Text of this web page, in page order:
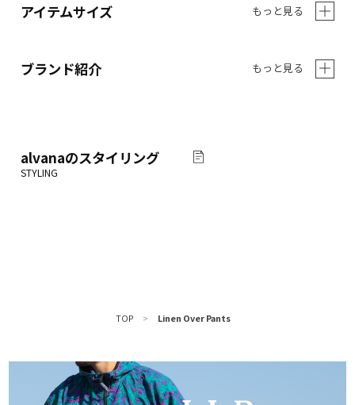
アイテムサイズ もっと見る
ブランド紹介 もっと見る
alvanaのスタイリング
TOP > Linen Over Pants